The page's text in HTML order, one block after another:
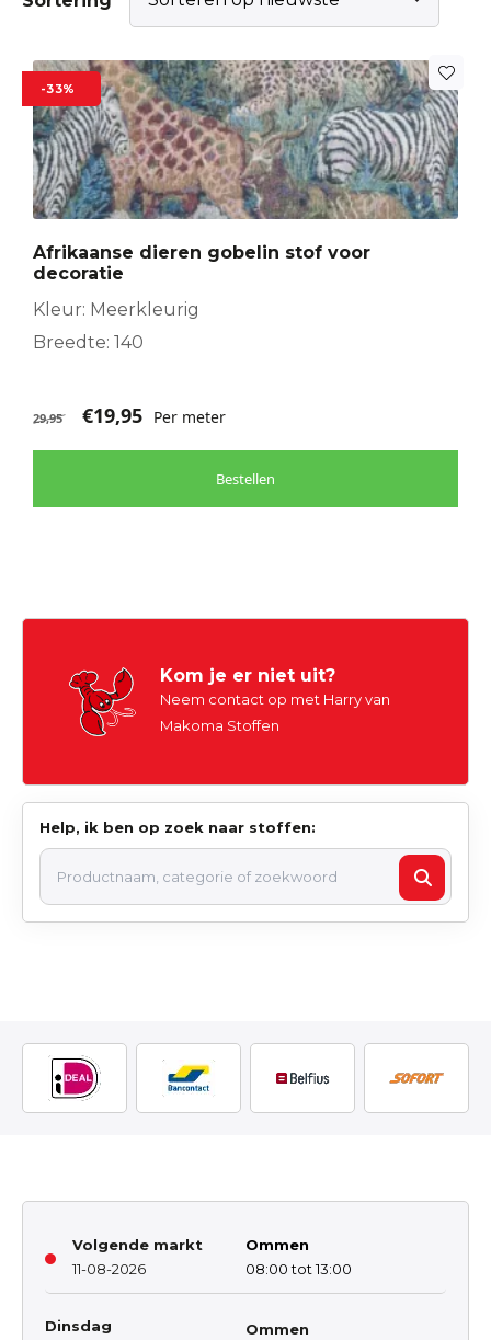
-33%
Afrikaanse dieren gobelin stof voor
decoratie
Kleur: Meerkleurig
Breedte: 140
29,95 €19,95 Per meter
Bestellen
Kom je er niet uit?
Neem contact op met Harry van
Makoma Stoffen
Help, ik ben op zoek naar stoffen:
Volgende markt
11-08-2026
Ommen
08:00 tot 13:00
Dinsdag
Ommen